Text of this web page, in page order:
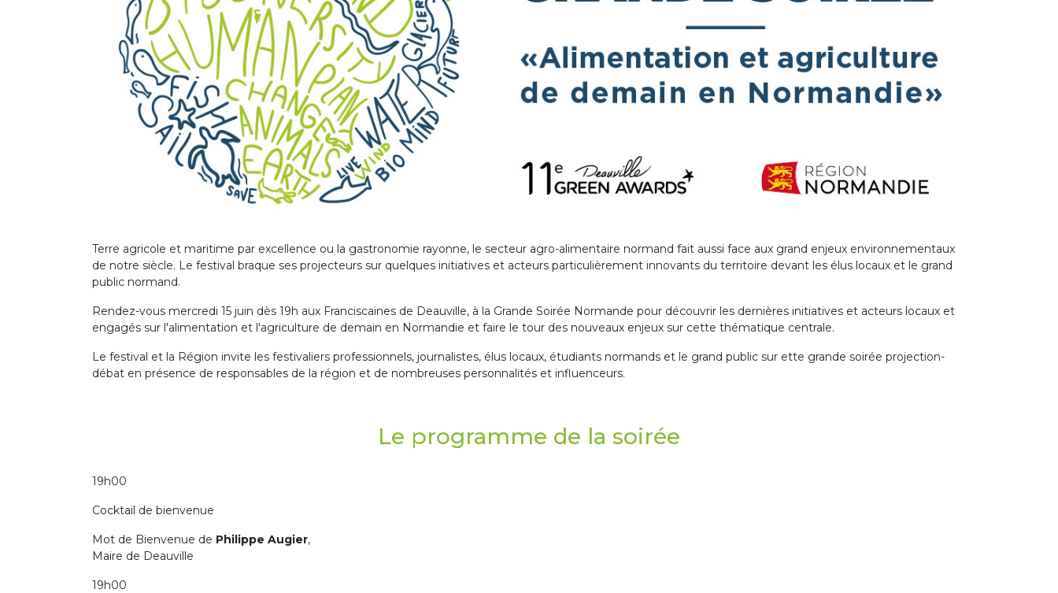
Terre agricole et maritime par excellence ou la gastronomie rayonne, le secteur agro-alimentaire normand fait aussi face aux grand enjeux environnementaux
de notre siècle. Le festival braque ses projecteurs sur quelques initiatives et acteurs particulièrement innovants du territoire devant les élus locaux et le grand
public normand.
Rendez-vous mercredi 15 juin dès 19h aux Franciscaines de Deauville, à la Grande Soirée Normande pour découvrir les dernières initiatives et acteurs locaux et
engagés sur l'alimentation et l'agriculture de demain en Normandie et faire le tour des nouveaux enjeux sur cette thématique centrale.
Le festival et la Région invite les festivaliers professionnels, journalistes, élus locaux, étudiants normands et le grand public sur ette grande soirée projection-
débat en présence de responsables de la région et de nombreuses personnalités et influenceurs.
Le programme de la soirée
19h00
Cocktail de bienvenue
Mot de Bienvenue de Philippe Augier,
Maire de Deauville
19h00